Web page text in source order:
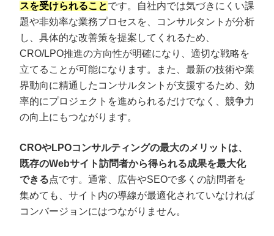
スを受けられることです。自社内では気づきにくい課
題や非効率な業務プロセスを、コンサルタントが分析
し、具体的な改善策を提案してくれるため、
CRO/LPO推進の方向性が明確になり、適切な戦略を
立てることが可能になります。また、最新の技術や業
界動向に精通したコンサルタントが支援するため、効
率的にプロジェクトを進められるだけでなく、競争力
の向上にもつながります。
CROやLPOコンサルティングの最大のメリットは、
既存のWebサイト訪問者から得られる成果を最大化
できる点です。通常、広告やSEOで多くの訪問者を
集めても、サイト内の導線が最適化されていなければ
コンバージョンにはつながりません。